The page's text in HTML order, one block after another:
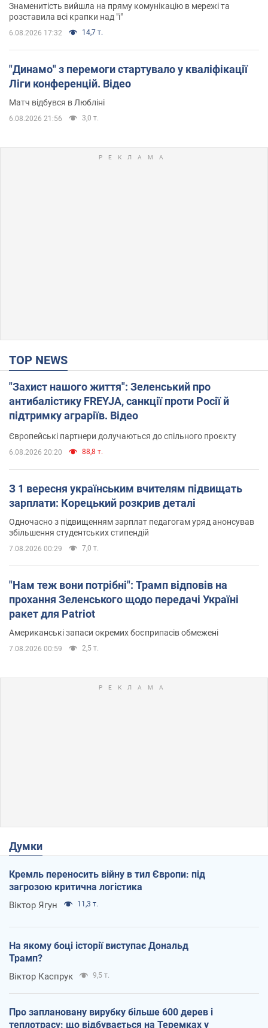
Знаменитість вийшла на пряму комунікацію в мережі та
розставила всі крапки над "і"
6.08.2026 17:32 14,7 т.
"Динамо" з перемоги стартувало у кваліфікації
Ліги конференцій. Відео
Матч відбувся в Любліні
6.08.2026 21:56 3,0 т.
TOP NEWS
"Захист нашого життя": Зеленський про
антибалістику FREYJA, санкції проти Росії й
підтримку аграріїв. Відео
Європейські партнери долучаються до спільного проєкту
6.08.2026 20:20 88,8 т.
З 1 вересня українським вчителям підвищать
зарплати: Корецький розкрив деталі
Одночасно з підвищенням зарплат педагогам уряд анонсував
збільшення студентських стипендій
7.08.2026 00:29 7,0 т.
"Нам теж вони потрібні": Трамп відповів на
прохання Зеленського щодо передачі Україні
ракет для Patriot
Американські запаси окремих боєприпасів обмежені
7.08.2026 00:59 2,5 т.
Думки
Кремль переносить війну в тил Європи: під
загрозою критична логістика
Віктор Ягун 11,3 т.
На якому боці історії виступає Дональд
Трамп?
Віктор Каспрук 9,5 т.
Про заплановану вирубку більше 600 дерев і
теплотрасу: що відбувається на Теремках у